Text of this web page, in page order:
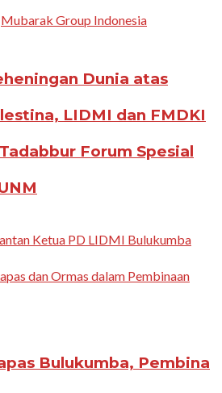
Dunia atas
LIDMI dan FMDKI
Forum Spesial
Bulukumba, Pembina
Mubarak Group Indonesia